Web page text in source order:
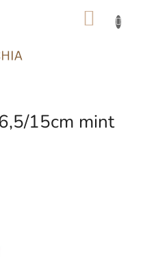
15cm mint